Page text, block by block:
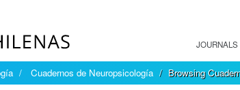
JOURNALS
Cuadernos de Neuropsicología Browsing